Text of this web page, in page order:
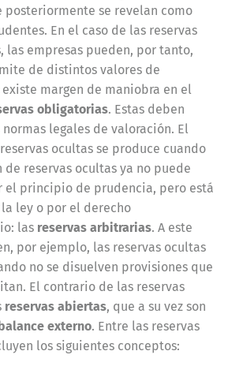
posteriormente se revelan como
En el caso de las reservas
las empresas pueden, por tanto,
de distintos valores de
margen de maniobra en el
obligatorias. Estas deben
legales de valoración. El
ocultas se produce cuando
reservas ocultas ya no puede
el principio de prudencia, pero está
ley o por el derecho
las reservas arbitrarias. A este
por ejemplo, las reservas ocultas
no se disuelven provisiones que
El contrario de las reservas
reservas abiertas, que a su vez son
externo. Entre las reservas
los siguientes conceptos: